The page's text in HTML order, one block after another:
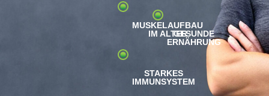
MUSKELAUFBAU
IM ALTER
STARKES
IMMUNSYSTEM
GESUNDE
ERNÄHRUNG